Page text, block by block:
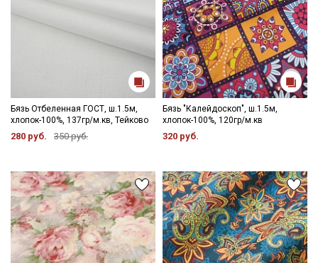
Бязь Отбеленная ГОСТ, ш.1.5м,
хлопок-100%, 137гр/м.кв, Тейково
280 руб. 350 руб.
Бязь "Калейдоскоп", ш.1.5м,
хлопок-100%, 120гр/м.кв
320 руб.